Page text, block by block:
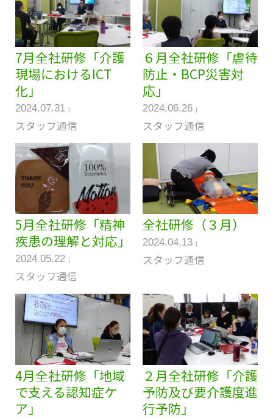
7月全社研修「介護
現場におけるICT
化」
2024.07.31
スタッフ通信
６月全社研修「虐待
防止・BCP災害対
応」
2024.06.26
スタッフ通信
5月全社研修「精神
疾患の理解と対応」
2024.05.22
スタッフ通信
全社研修（３月）
2024.04.13
スタッフ通信
4月全社研修「地域
で支える認知症ケ
ア」
２月全社研修「介護
予防及び要介護度進
行予防」